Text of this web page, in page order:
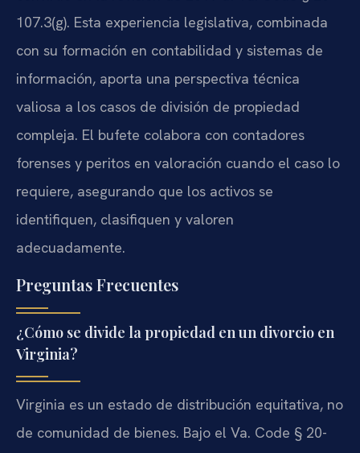
107.3(g). Esta experiencia legislativa, combinada
con su formación en contabilidad y sistemas de
información, aporta una perspectiva técnica
valiosa a los casos de división de propiedad
compleja. El bufete colabora con contadores
forenses y peritos en valoración cuando el caso lo
requiere, asegurando que los activos se
identifiquen, clasifiquen y valoren
adecuadamente.
Preguntas Frecuentes
¿Cómo se divide la propiedad en un divorcio en
Virginia?
Virginia es un estado de distribución equitativa, no
de comunidad de bienes. Bajo el Va. Code § 20-